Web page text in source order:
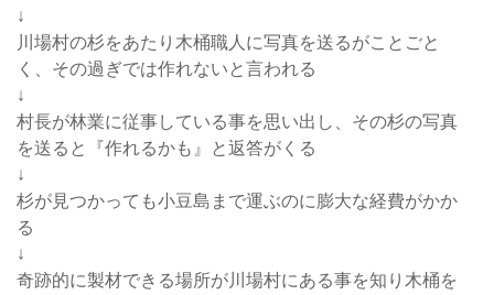
↓
川場村の杉をあたり木桶職人に写真を送るがことごと
く、その過ぎでは作れないと言われる
↓
村長が林業に従事している事を思い出し、その杉の写真
を送ると『作れるかも』と返答がくる
↓
杉が見つかっても小豆島まで運ぶのに膨大な経費がかか
る
↓
奇跡的に製材できる場所が川場村にある事を知り木桶を